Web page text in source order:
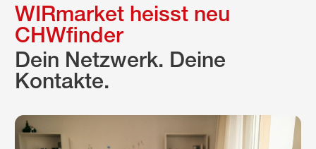
WIRmarket heisst neu
CHWfinder
Dein Netzwerk. Deine
Kontakte.